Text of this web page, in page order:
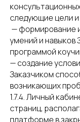
следующие цели и
— формирование
умений и навыков
программой
— создание
Заказчиком
возникающих
1.7.4. Личный
страниц,
платформе в